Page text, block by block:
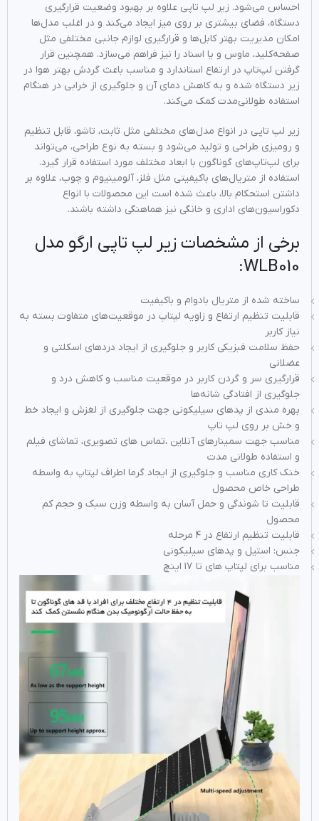
احساس می‌شود. زیر لپ تاپی علاوه بر بهبود وضعیت قرارگیری
دستگاه، فضای بیشتری بر روی میز ایجاد می‌کند و در اغلب مدل‌ها
امکان مدیریت بهتر کابل‌ها و قرارگیری لوازم جانبی مختلفی مثل
صفحه‌کلید، ماوس و یا اسناد را نیز فراهم می‌سازد. همچنین قرار
گرفتن لپ‌تاپ در ارتفاع استاندارد و مناسب باعث گردش بهتر هوا در
زیر دستگاه شده و به کاهش دمای آن و جلوگیری از خرابی در هنگام
استفاده طولانی‌مدت کمک می‌کند.
زیر لپ تاپی در انواع مدل‌های مختلفی مثل ثابت، تاشو، قابل تنظیم
و رومیزی طراحی و تولید می‌شود و بسته به نوع طراحی، می‌تواند
برای لپ‌تاپ‌های گوناگون با ابعاد مختلف مورد استفاده قرار گیرد.
استفاده از متریال‌های باکیفیتی مثل فلز، آلومینیوم و چوب، علاوه بر
داشتن استحکام بالا، باعث شده است این محصولات با انواع
دکوراسیون‌های اداری و خانگی نیز هماهنگی داشته باشند.
برخی از مشخصات زیر لپ تاپی ارگو مدل
WLB010:
ساخته شده از متریال بادوام و باکیفیت
قابلیت تنظیم ارتفاع و زاویه لپتاپ در موقعیت‌های متفاوت بسته به
نیاز کاربر
حفظ سلامت فبزیکی کاربر و جلوگیری از ایجاد دردهای اسکلتی و
عضلانی
قرارگیری سر و گردن کاربر در موقعیت مناسب و کاهش درد و
جلوگیری از افتادگی شانه‌ها
بهره مندی از پدهای سیلیکونی جهت جلوگیری از لغزش و ایجاد خط
و خش بر روی لپ تاپ
مناسب جهت سمینارهای آنلاین ،تماس های تصویری، تماشای فیلم
و استفاده طولانی مدت
خنک کاری مناسب و جلوگیری از ایجاد گرما اطراف لپتاپ به واسطه
طراحی خاص محصول
قابلیت تا شوندگی و حمل آسان به واسطه وزن سبک و حجم کم
محصول
قابلیت تنظیم ارتفاع در ۴ مرحله
جنس: استیل و پدهای سیلیکونی
مناسب برای لپتاپ های تا ۱۷ اینچ